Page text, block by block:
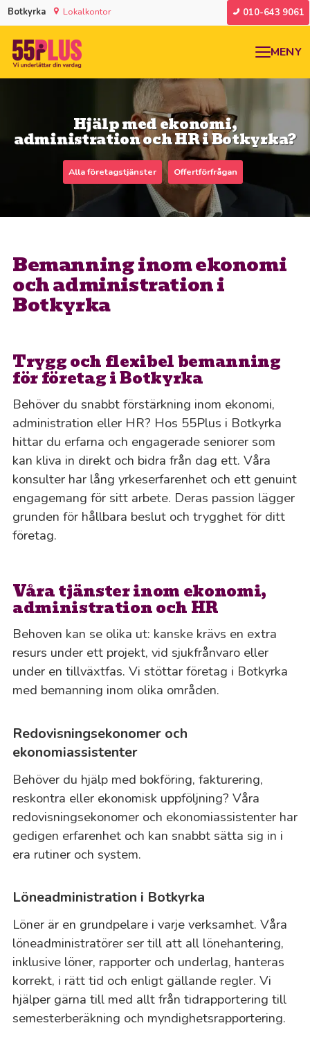
Botkyrka Lokalkontor 010-643 9061
MENY
Hjälp med ekonomi,
administration och HR i Botkyrka?
Alla företagstjänster Offertförfrågan
Bemanning inom ekonomi
och administration i
Botkyrka
Trygg och flexibel bemanning
för företag i Botkyrka
Behöver du snabbt förstärkning inom ekonomi,
administration eller HR? Hos 55Plus i Botkyrka
hittar du erfarna och engagerade seniorer som
kan kliva in direkt och bidra från dag ett. Våra
konsulter har lång yrkeserfarenhet och ett genuint
engagemang för sitt arbete. Deras passion lägger
grunden för hållbara beslut och trygghet för ditt
företag.
Våra tjänster inom ekonomi,
administration och HR
Behoven kan se olika ut: kanske krävs en extra
resurs under ett projekt, vid sjukfrånvaro eller
under en tillväxtfas. Vi stöttar företag i Botkyrka
med bemanning inom olika områden.
Redovisningsekonomer och
ekonomiassistenter
Behöver du hjälp med bokföring, fakturering,
reskontra eller ekonomisk uppföljning? Våra
redovisningsekonomer och ekonomiassistenter har
gedigen erfarenhet och kan snabbt sätta sig in i
era rutiner och system.
Löneadministration i Botkyrka
Löner är en grundpelare i varje verksamhet. Våra
löneadministratörer ser till att all lönehantering,
inklusive löner, rapporter och underlag, hanteras
korrekt, i rätt tid och enligt gällande regler. Vi
hjälper gärna till med allt från tidrapportering till
semesterberäkning och myndighetsrapportering.